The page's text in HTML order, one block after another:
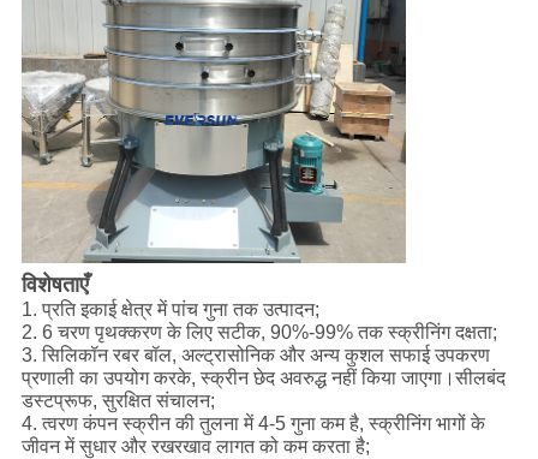
विशेषताएँ
1. प्रति इकाई क्षेत्र में पांच गुना तक उत्पादन;
2. 6 चरण पृथक्करण के लिए सटीक, 90%-99% तक स्क्रीनिंग दक्षता;
3. सिलिकॉन रबर बॉल, अल्ट्रासोनिक और अन्य कुशल सफाई उपकरण
प्रणाली का उपयोग करके, स्क्रीन छेद अवरुद्ध नहीं किया जाएगा।सीलबंद
डस्टप्रूफ, सुरक्षित संचालन;
4. त्वरण कंपन स्क्रीन की तुलना में 4-5 गुना कम है, स्क्रीनिंग भागों के
जीवन में सुधार और रखरखाव लागत को कम करता है;